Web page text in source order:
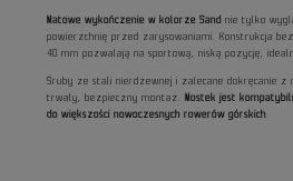
Matowe wykończenie w kolorze Sand nie tylko
powierzchnię przed zarysowaniami. Konstrukcja
40 mm pozwalają na sportową, niską pozycję,
Śruby ze stali nierdzewnej i zalecane dokręcanie z
trwały, bezpieczny montaż. Mostek jest
do większości nowoczesnych rowerów górskich.